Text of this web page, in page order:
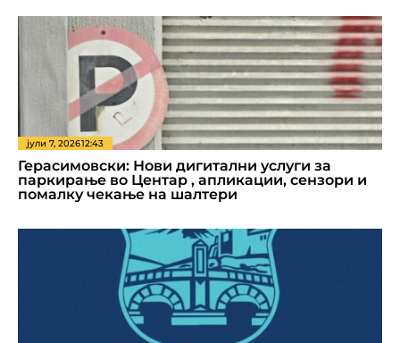
јули 7, 202612:43
Герасимовски: Нови дигитални услуги за
паркирање во Центар , апликации, сензори и
помалку чекање на шалтери